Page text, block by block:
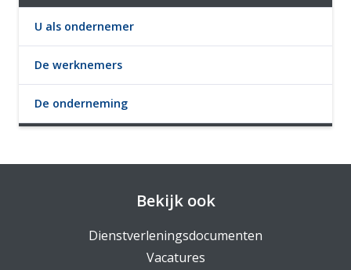
U als ondernemer
De werknemers
De onderneming
Bekijk ook
Dienstverleningsdocumenten
Vacatures